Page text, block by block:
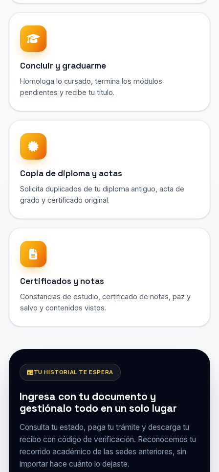
Concluir y graduarme
Homologa lo cursado, termina los módulos
pendientes y recibe tu título.
Copia de diploma y actas
Solicita duplicados de tu diploma antiguo, acta de
grado y certificado original.
Certificados y notas
Constancias de estudio, certificado de notas, paz y
salvo y contenidos vistos.
TU HISTORIAL TE ESPERA
Ingresa con tu documento y
gestiónalo todo en un solo lugar
Consulta tu estado, paga tu trámite y descarga tu
recibo con código de verificación. Reconocemos tu
recorrido académico de las sedes anteriores, sin
importar hace cuánto lo dejaste.